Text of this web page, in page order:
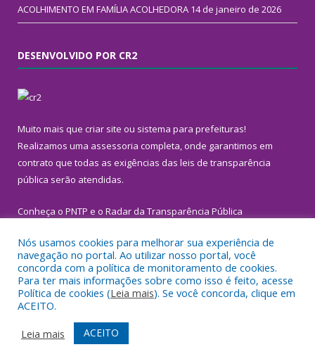
ACOLHIMENTO EM FAMÍLIA ACOLHEDORA 14 de janeiro de 2026
DESENVOLVIDO POR CR2
Muito mais que criar site ou sistema para prefeituras!
Realizamos uma assessoria completa, onde garantimos em
contrato que todas as exigências das leis de transparência
pública serão atendidas.
Conheça o PNTP e o Radar da Transparência Pública
Todos os direitos reservados a Prefeitura Municipal de
Inhangapi.
Mapa do Site
Acessar Área Administrativa
Nós usamos cookies para melhorar sua experiência de
navegação no portal. Ao utilizar nosso portal, você
concorda com a política de monitoramento de cookies.
Para ter mais informações sobre como isso é feito, acesse
Política de cookies (Leia mais). Se você concorda, clique em
ACEITO.
Leia mais
ACEITO